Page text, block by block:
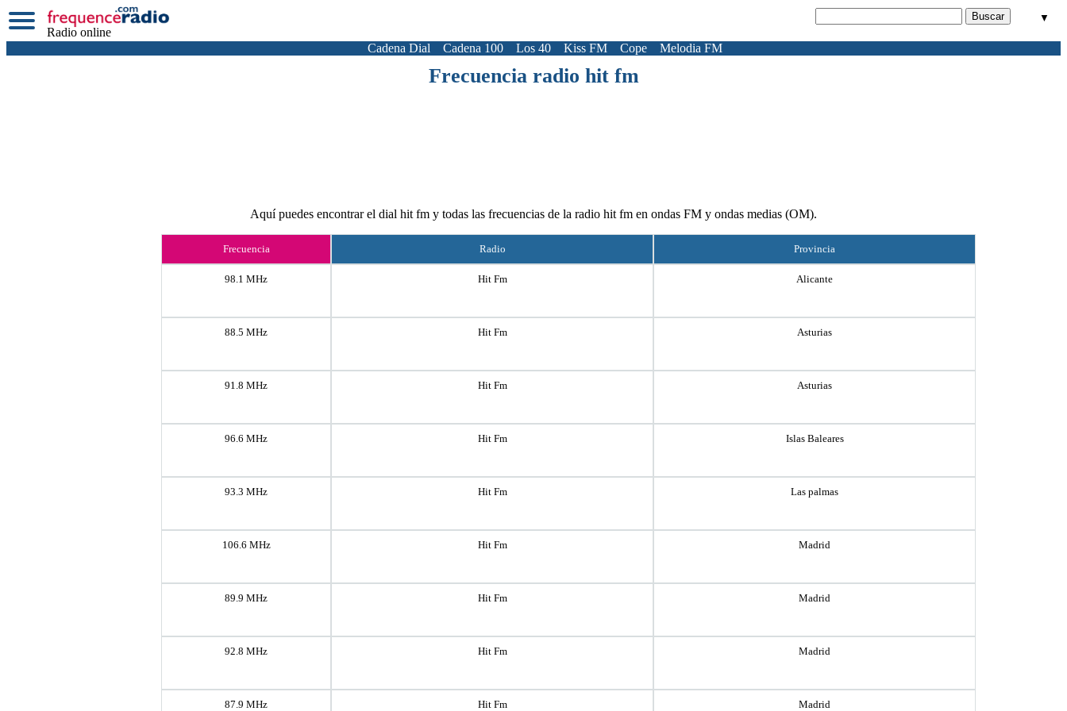
Radio online
▼
Cadena Dial Cadena 100 Los 40 Kiss FM Cope Melodia FM
Frecuencia radio hit fm
Aquí puedes encontrar el dial hit fm y todas las frecuencias de la radio hit fm en ondas FM y ondas medias (OM).
Frecuencia Radio Provincia
98.1 MHz Hit Fm Alicante
88.5 MHz Hit Fm Asturias
91.8 MHz Hit Fm Asturias
96.6 MHz Hit Fm Islas Baleares
93.3 MHz Hit Fm Las palmas
106.6 MHz Hit Fm Madrid
89.9 MHz Hit Fm Madrid
92.8 MHz Hit Fm Madrid
87.9 MHz Hit Fm Madrid